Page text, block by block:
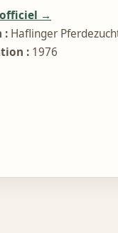
→
: Haflinger
: 1976